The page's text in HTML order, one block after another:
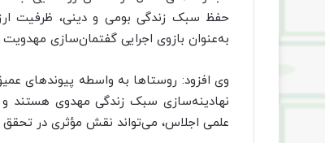
حفظ سبک زندگی بومی و دینی، ظرفیت
به‌عنوان بازوی اجرایی گفتمان‌سازی
وی افزود: روستاها به واسطه پیوندهای
نهادینه‌سازی سبک زندگی مهدوی هستند
علمی اجلاس، می‌تواند نقش مؤثری در